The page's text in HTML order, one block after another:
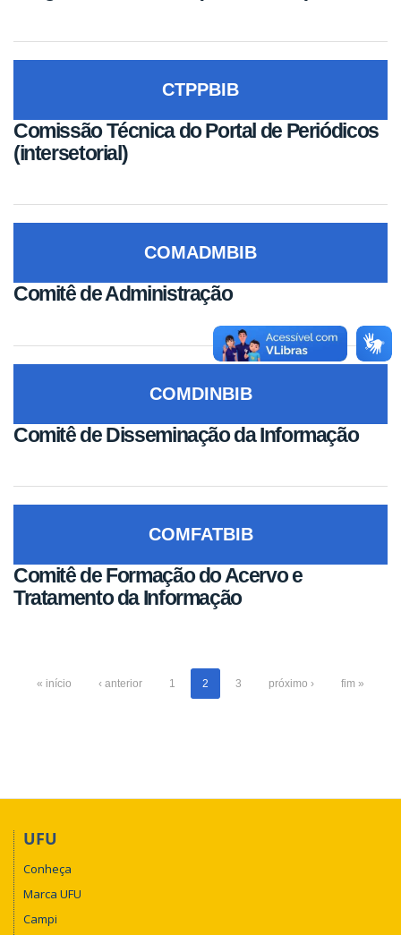
CTPPBIB
Comissão Técnica do Portal de Periódicos
(intersetorial)
COMADMBIB
Comitê de Administração
COMDINBIB
Comitê de Disseminação da Informação
COMFATBIB
Comitê de Formação do Acervo e
Tratamento da Informação
« início ‹ anterior 1 2 3 próximo › fim »
UFU
Conheça
Marca UFU
Campi